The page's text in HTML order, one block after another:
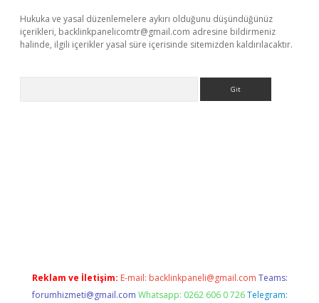
Hukuka ve yasal düzenlemelere aykırı olduğunu düşündüğünüz
içerikleri, backlinkpanelicomtr@gmail.com adresine bildirmeniz
halinde, ilgili içerikler yasal süre içerisinde sitemizden kaldırılacaktır.
Reklam ve İletişim: E-mail: backlinkpaneli@gmail.com Teams:
forumhizmeti@gmail.com Whatsapp: 0262 606 0 726 Telegram: